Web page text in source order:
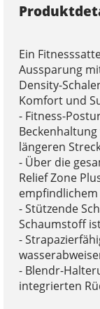
Ein
Aussparung
Density-
Komfort und
- Fitness-
längeren
- Über die
Relief Zone
- Stützende
Schaumstoff
-
- Blendr-
integrierten